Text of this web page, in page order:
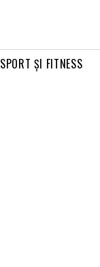
SPORT ŞI FITNESS